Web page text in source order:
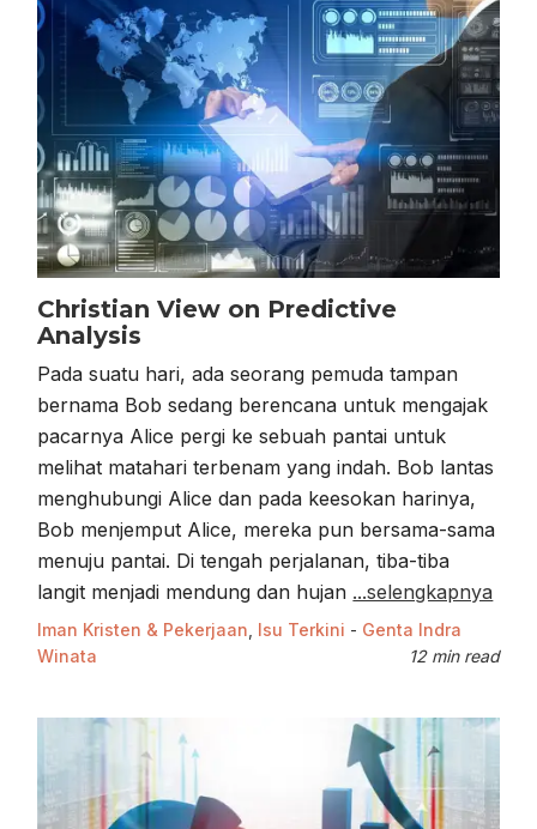
Christian View on Predictive
Analysis
Pada suatu hari, ada seorang pemuda tampan
bernama Bob sedang berencana untuk mengajak
pacarnya Alice pergi ke sebuah pantai untuk
melihat matahari terbenam yang indah. Bob lantas
menghubungi Alice dan pada keesokan harinya,
Bob menjemput Alice, mereka pun bersama-sama
menuju pantai. Di tengah perjalanan, tiba-tiba
langit menjadi mendung dan hujan ...selengkapnya
Iman Kristen & Pekerjaan, Isu Terkini - Genta Indra
Winata
12 min read